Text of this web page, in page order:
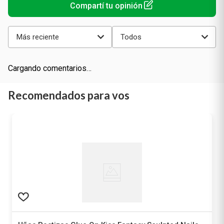
Más reciente Todos
Cargando comentarios…
Recomendados para vos